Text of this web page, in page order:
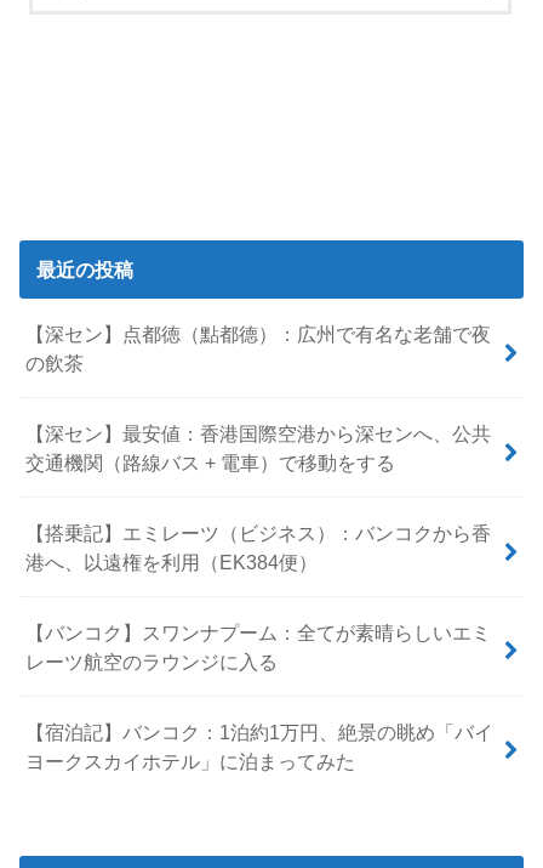
最近の投稿
【深セン】点都徳（點都德）：広州で有名な老舗で夜
の飲茶
【深セン】最安値：香港国際空港から深センへ、公共
交通機関（路線バス + 電車）で移動をする
【搭乗記】エミレーツ（ビジネス）：バンコクから香
港へ、以遠権を利用（EK384便）
【バンコク】スワンナプーム：全てが素晴らしいエミ
レーツ航空のラウンジに入る
【宿泊記】バンコク：1泊約1万円、絶景の眺め「バイ
ヨークスカイホテル」に泊まってみた